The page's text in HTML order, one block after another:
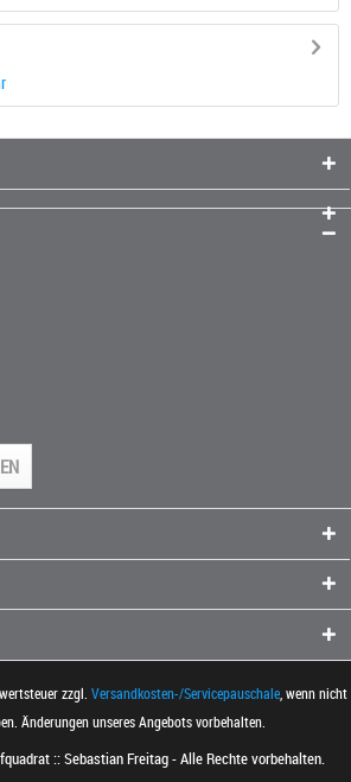
zzgl. Versandkosten-/Servicepauschale, wenn nicht
Änderungen unseres Angebots vorbehalten.
:: Sebastian Freitag - Alle Rechte vorbehalten.